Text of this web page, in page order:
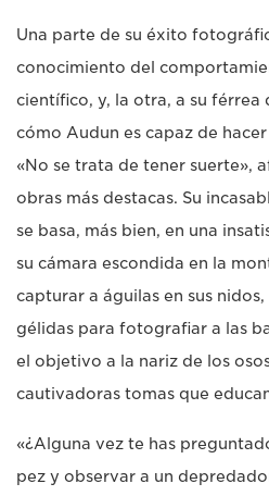
Una parte de su éxito
conocimiento del
científico, y, la otra, a su férrea
cómo Audun es capaz de
«No se trata de tener suerte»,
obras más destacas. Su
se basa, más bien, en una
su cámara escondida en la
capturar a águilas en sus
gélidas para fotografiar a las
el objetivo a la nariz de los
cautivadoras tomas que
«¿Alguna vez te has
pez y observar a un